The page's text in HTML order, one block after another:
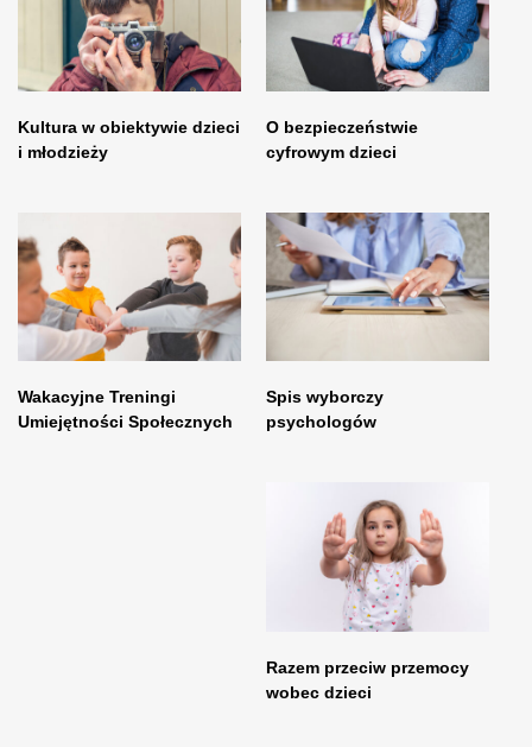
O bezpieczeństwie
cyfrowym dzieci
Kultura w obiektywie dzieci
i młodzieży
Spis wyborczy
psychologów
Wakacyjne Treningi
Umiejętności Społecznych
Razem przeciw przemocy
wobec dzieci